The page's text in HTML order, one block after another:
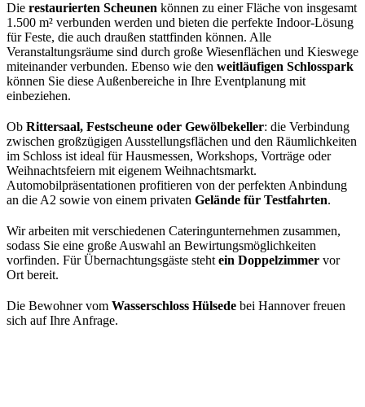
Die restaurierten Scheunen können zu einer Fläche von insgesamt
1.500 m² verbunden werden und bieten die perfekte Indoor-Lösung
für Feste, die auch draußen stattfinden können. Alle
Veranstaltungsräume sind durch große Wiesenflächen und Kieswege
miteinander verbunden. Ebenso wie den weitläufigen Schlosspark
können Sie diese Außenbereiche in Ihre Eventplanung mit
einbeziehen.
Ob Rittersaal, Festscheune oder Gewölbekeller: die Verbindung
zwischen großzügigen Ausstellungsflächen und den Räumlichkeiten
im Schloss ist ideal für Hausmessen, Workshops, Vorträge oder
Weihnachtsfeiern mit eigenem Weihnachtsmarkt.
Automobilpräsentationen profitieren von der perfekten Anbindung
an die A2 sowie von einem privaten Gelände für Testfahrten.
Wir arbeiten mit verschiedenen Cateringunternehmen zusammen,
sodass Sie eine große Auswahl an Bewirtungsmöglichkeiten
vorfinden. Für Übernachtungsgäste steht ein Doppelzimmer vor
Ort bereit.
Die Bewohner vom Wasserschloss Hülsede bei Hannover freuen
sich auf Ihre Anfrage.